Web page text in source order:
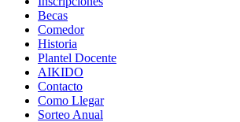
Becas
Comedor
Historia
Plantel Docente
AIKIDO
Contacto
Como Llegar
Sorteo Anual